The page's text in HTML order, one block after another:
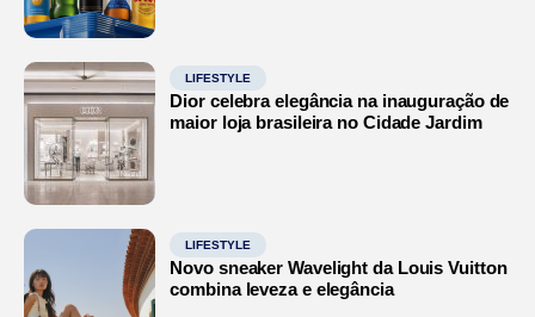
LIFESTYLE
Dior celebra elegância na inauguração de
maior loja brasileira no Cidade Jardim
LIFESTYLE
Novo sneaker Wavelight da Louis Vuitton
combina leveza e elegância